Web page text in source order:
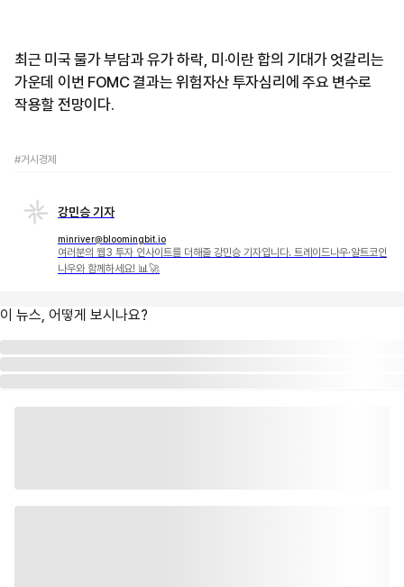
최근 미국 물가 부담과 유가 하락, 미·이란 합의 기대가 엇갈리는
가운데 이번 FOMC 결과는 위험자산 투자심리에 주요 변수로
작용할 전망이다.
#거시경제
강민승 기자
minriver@bloomingbit.io
여러분의 웹3 투자 인사이트를 더해줄 강민승 기자입니다. 트레이드나우·알트코인
나우와 함께하세요! 📊🚀
이 뉴스, 어떻게 보시나요?